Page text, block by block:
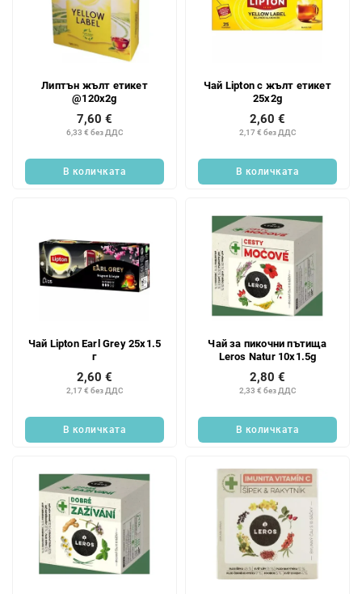
Липтън жълт етикет
@120x2g
6,33 € без ДДС
7,60 €
В количката
Чай Lipton с жълт етикет
25x2g
2,17 € без ДДС
2,60 €
В количката
Чай Lipton Earl Grey 25x1.5
г
2,17 € без ДДС
2,60 €
В количката
Чай за пикочни пътища
Leros Natur 10x1.5g
2,33 € без ДДС
2,80 €
В количката